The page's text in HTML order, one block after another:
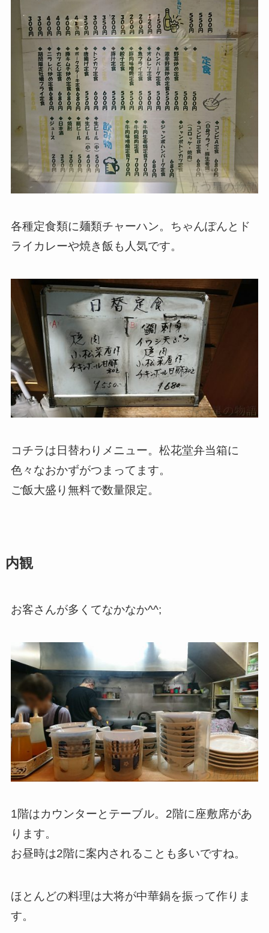
各種定食類に麺類チャーハン。ちゃんぽんとド
ライカレーや焼き飯も人気です。
コチラは日替わりメニュー。松花堂弁当箱に
色々なおかずがつまってます。
ご飯大盛り無料で数量限定。
内観
お客さんが多くてなかなか^^;
1階はカウンターとテーブル。2階に座敷席があ
ります。
お昼時は2階に案内されることも多いですね。
ほとんどの料理は大将が中華鍋を振って作りま
す。